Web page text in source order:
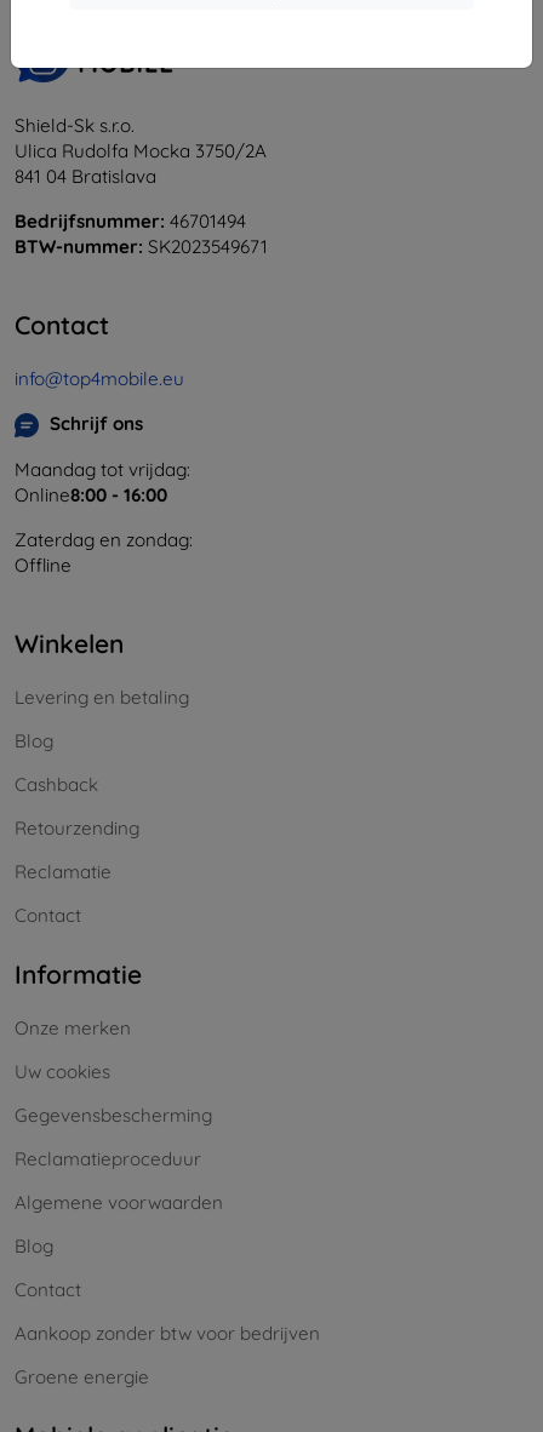
Shield-Sk s.r.o.
Ulica Rudolfa Mocka 3750/2A
841 04 Bratislava
Bedrijfsnummer: 46701494
BTW-nummer: SK2023549671
Contact
info@top4mobile.eu
Schrijf ons
Maandag tot vrijdag:
Online8:00 - 16:00
Zaterdag en zondag:
Offline
Winkelen
Levering en betaling
Blog
Cashback
Retourzending
Reclamatie
Contact
Informatie
Onze merken
Uw cookies
Gegevensbescherming
Reclamatieproceduur
Algemene voorwaarden
Blog
Contact
Aankoop zonder btw voor bedrijven
Groene energie